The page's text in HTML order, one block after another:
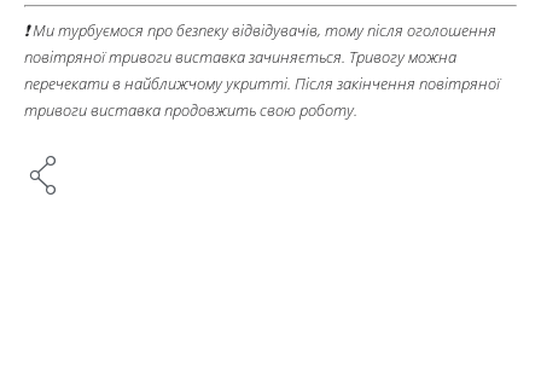
❗ Ми турбуємося про безпеку відвідувачів, тому після оголошення
повітряної тривоги виставка зачиняється. Тривогу можна
перечекати в найближчому укритті. Після закінчення повітряної
тривоги виставка продовжить свою роботу.